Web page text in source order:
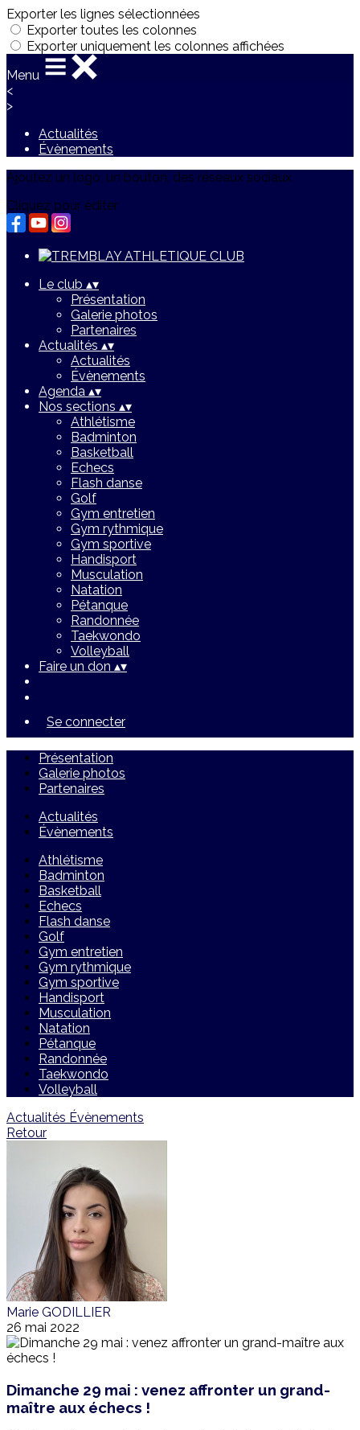
Exporter les lignes sélectionnées
Exporter toutes les colonnes
Exporter uniquement les colonnes affichées
Menu
<
>
Actualités
Évènements
Ajoutez un logo, un bouton, des réseaux sociaux
Cliquez pour éditer
Le club ▴▾
Présentation
Galerie photos
Partenaires
Actualités ▴▾
Actualités
Évènements
Agenda ▴▾
Nos sections ▴▾
Athlétisme
Badminton
Basketball
Echecs
Flash danse
Golf
Gym entretien
Gym rythmique
Gym sportive
Handisport
Musculation
Natation
Pétanque
Randonnée
Taekwondo
Volleyball
Faire un don ▴▾
Se connecter
Présentation
Galerie photos
Partenaires
Actualités
Évènements
Athlétisme
Badminton
Basketball
Echecs
Flash danse
Golf
Gym entretien
Gym rythmique
Gym sportive
Handisport
Musculation
Natation
Pétanque
Randonnée
Taekwondo
Volleyball
Actualités Évènements
Retour
Marie GODILLIER
26 mai 2022
Dimanche 29 mai : venez affronter un grand-
maître aux échecs !